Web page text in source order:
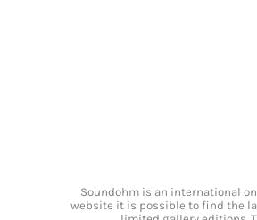
Soundohm is an international
website it is possible to find the